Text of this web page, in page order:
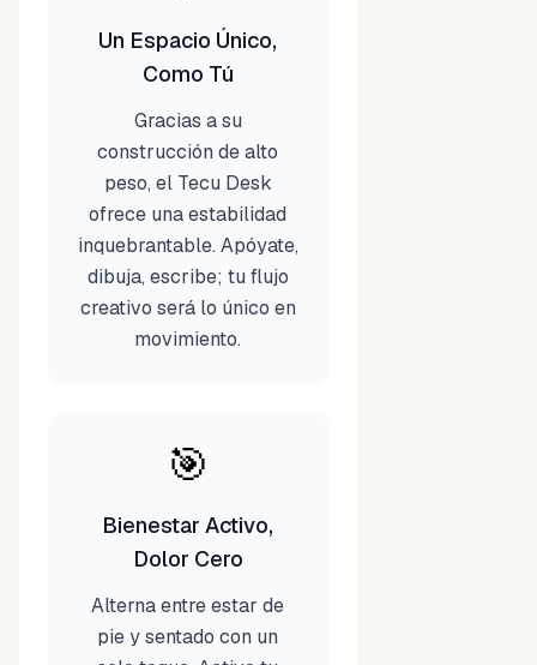
Un Espacio Único,
Como Tú
Gracias a su
construcción de alto
peso, el Tecu Desk
ofrece una estabilidad
inquebrantable. Apóyate,
dibuja, escribe; tu flujo
creativo será lo único en
movimiento.
🎯
Bienestar Activo,
Dolor Cero
Alterna entre estar de
pie y sentado con un